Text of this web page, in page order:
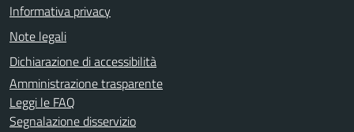
Informativa privacy
Note legali
Dichiarazione di accessibilità
Amministrazione trasparente
Leggi le FAQ
Segnalazione disservizio